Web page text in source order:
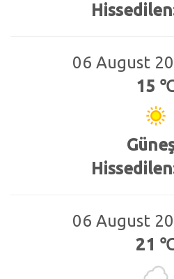
06 August
15
06 August
21